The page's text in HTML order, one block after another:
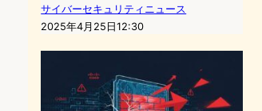
サイバーセキュリティニュース
2025年4月25日12:30